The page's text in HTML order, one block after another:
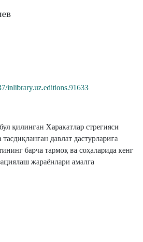
inlibrary.uz.editions.91633
қилинган Харакатлар стрегияси
давлат дастурларига
барча тармоқ ва соҳаларида кенг
жараёнлари амалга